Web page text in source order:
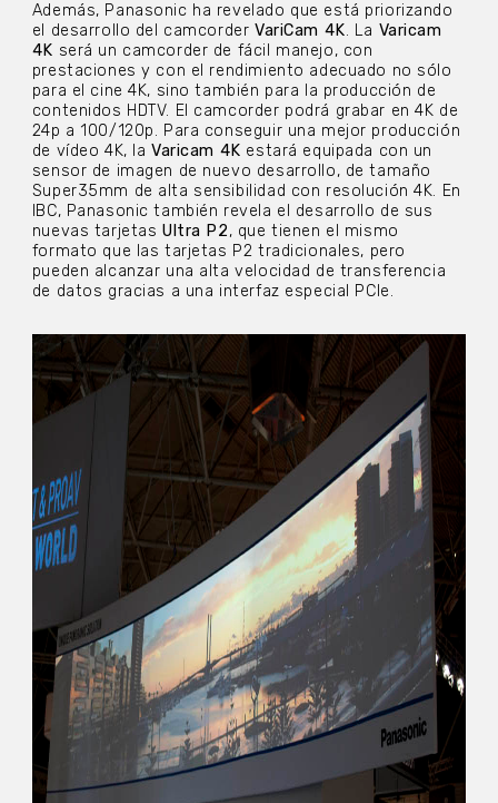
Además, Panasonic ha revelado que está priorizando
el desarrollo del camcorder VariCam 4K. La Varicam
4K será un camcorder de fácil manejo, con
prestaciones y con el rendimiento adecuado no sólo
para el cine 4K, sino también para la producción de
contenidos HDTV. El camcorder podrá grabar en 4K de
24p a 100/120p. Para conseguir una mejor producción
de vídeo 4K, laVaricam 4K estará equipada con un
sensor de imagen de nuevo desarrollo, de tamaño
Super35mm de alta sensibilidad con resolución 4K. En
IBC, Panasonic también revela el desarrollo de sus
nuevas tarjetasUltra P2, que tienen el mismo
formato que las tarjetas P2 tradicionales, pero
pueden alcanzar una alta velocidad de transferencia
de datos gracias a una interfaz especial PCIe.